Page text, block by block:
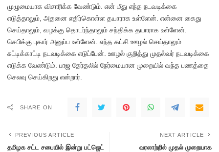
முழுமையாக விசாரிக்க வேண்டும். என் மீது எந்த நடவடிக்கை
எடுத்தாலும், அதனை எதிர்கொள்ள தயாராக உள்ளேன். என்னை கைது
செய்தாலும், வழக்கு தொடர்ந்தாலும் சந்திக்க தயாராக உள்ளேன்.
செபிக்கு புகார் அனுப்ப உள்ளேன். எந்த கட்சி ஊழல் செய்தாலும்
சுட்டிக்காட்டி நடவடிக்கை எடுப்பேன். ஊழல் குறித்து முதல்வர் நடவடிக்கை
எடுக்க வேண்டும். பாஜ தேர்தலில் நேர்மையான முறையில் வந்த பணத்தை
செலவு செய்கிறது என்றார்.
SHARE ON
PREVIOUS ARTICLE
தமிழக சட்ட சபையில் இன்று பட்ஜெட்
NEXT ARTICLE
வரலாற்றில் முதல் முறையாக